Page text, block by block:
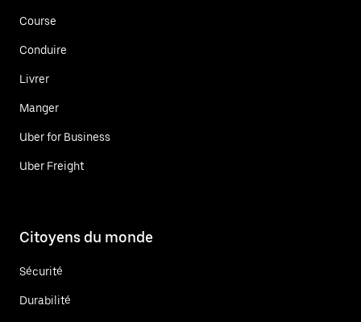
Course
Conduire
Livrer
Manger
Uber for Business
Uber Freight
Citoyens du monde
Sécurité
Durabilité